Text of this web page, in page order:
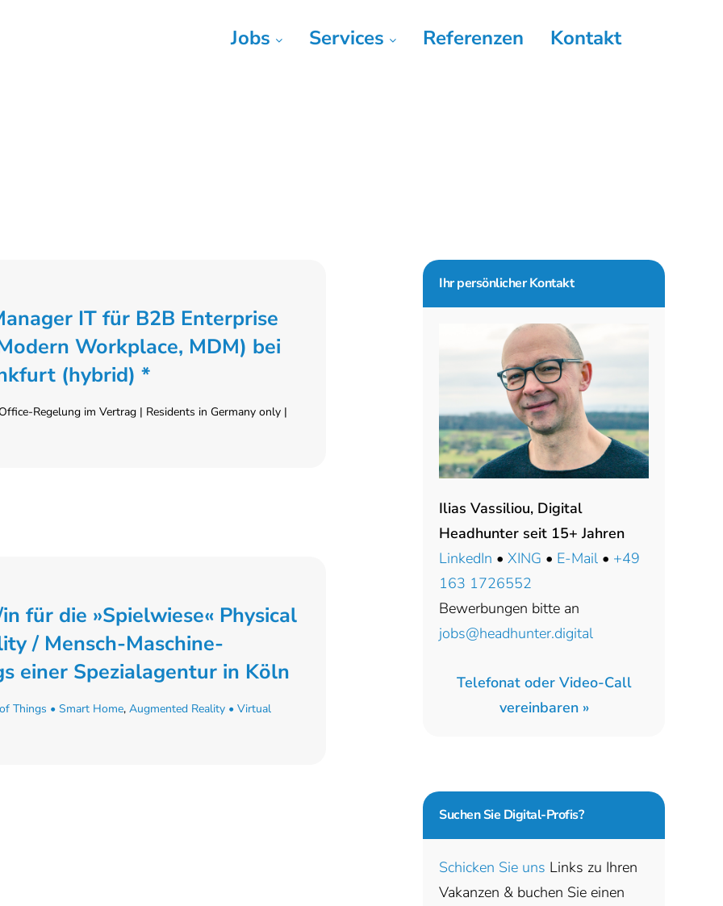
Jobs Services Referenzen Kontakt
IT für B2B Enterprise
Workplace, MDM) bei
(hybrid) *
Regelung im Vertrag | Residents in Germany only |
für die »Spielwiese« Physical
/ Mensch-Maschine-
einer Spezialagentur in Köln
Things • Smart Home, Augmented Reality • Virtual
Seitenspalte
Ihr persönlicher Kontakt
Ilias Vassiliou, Digital
Headhunter seit 15+ Jahren
LinkedIn • XING • E-Mail • +49
163 1726552
Bewerbungen bitte an
jobs@headhunter.digital
Telefonat oder Video-Call
vereinbaren »
Suchen Sie Digital-Profis?
Schicken Sie uns Links zu Ihren
Vakanzen & buchen Sie einen